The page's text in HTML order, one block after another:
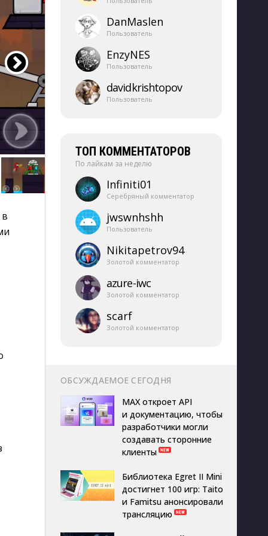
DanMaslen
Пользователь
EnzyNES
Пользователь
davidkrishtopov
Пользователь
ТОП КОММЕНТАТОРОВ
По лайкам за неделю
Infiniti01
Серебряный комментатор
jwswnhshh
Пользователь
Nikitapetrov94
Золотой комментатор
azure-​iwc
Золотой комментатор
scarf
Золотой комментатор
ОБСУЖДАЕМОЕ СЕГОДНЯ
MAX откроет API
и документацию, чтобы
разработчики могли
создавать сторонние
клиенты
Библиотека Egret II Mini
достигнет 100 игр: Taito
и Famitsu анонсировали
трансляцию